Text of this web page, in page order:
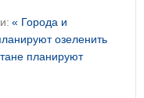
« Города и
озеленить
планируют